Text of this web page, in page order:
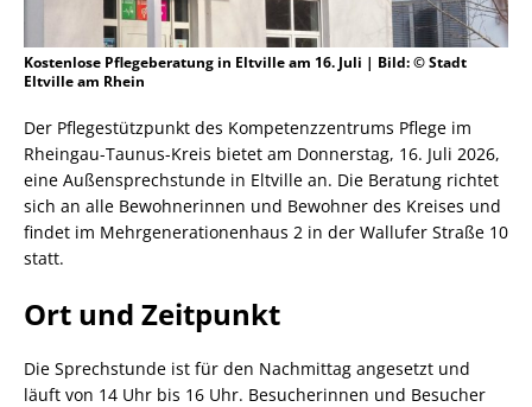
Kostenlose Pflegeberatung in Eltville am 16. Juli | Bild: © Stadt
Eltville am Rhein
Der Pflegestützpunkt des Kompetenzzentrums Pflege im
Rheingau-Taunus-Kreis bietet am Donnerstag, 16. Juli 2026,
eine Außensprechstunde in Eltville an. Die Beratung richtet
sich an alle Bewohnerinnen und Bewohner des Kreises und
findet im Mehrgenerationenhaus 2 in der Wallufer Straße 10
statt.
Ort und Zeitpunkt
Die Sprechstunde ist für den Nachmittag angesetzt und
läuft von 14 Uhr bis 16 Uhr. Besucherinnen und Besucher